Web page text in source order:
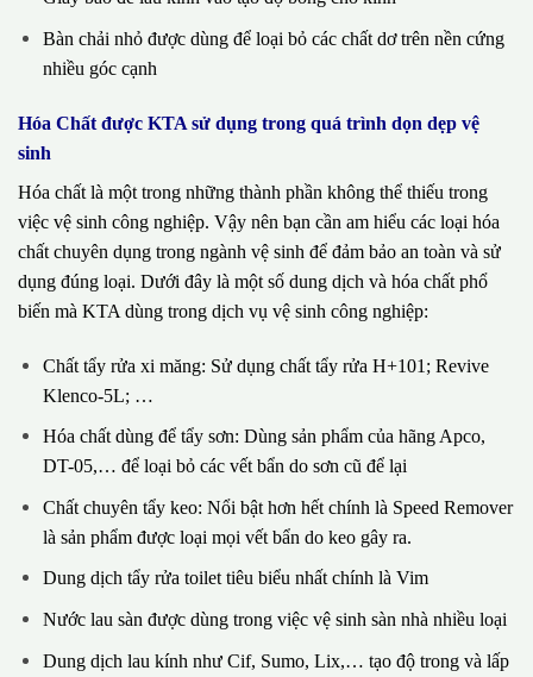
Bàn chải nhỏ được dùng để loại bỏ các chất dơ trên nền cứng
nhiều góc cạnh
Hóa Chất được KTA sử dụng trong quá trình dọn dẹp vệ
sinh
Hóa chất là một trong những thành phần không thể thiếu trong
việc vệ sinh công nghiệp. Vậy nên bạn cần am hiểu các loại hóa
chất chuyên dụng trong ngành vệ sinh để đảm bảo an toàn và sử
dụng đúng loại. Dưới đây là một số dung dịch và hóa chất phổ
biến mà KTA dùng trong dịch vụ vệ sinh công nghiệp:
Chất tẩy rửa xi măng: Sử dụng chất tẩy rửa H+101; Revive
Klenco-5L; …
Hóa chất dùng để tẩy sơn: Dùng sản phẩm của hãng Apco,
DT-05,… để loại bỏ các vết bẩn do sơn cũ để lại
Chất chuyên tẩy keo: Nổi bật hơn hết chính là Speed Remover
là sản phẩm được loại mọi vết bẩn do keo gây ra.
Dung dịch tẩy rửa toilet tiêu biểu nhất chính là Vim
Nước lau sàn được dùng trong việc vệ sinh sàn nhà nhiều loại
Dung dịch lau kính như Cif, Sumo, Lix,… tạo độ trong và lấp